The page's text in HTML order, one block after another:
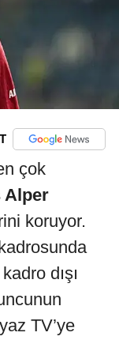
çok
Alper
koruyor.
dışı
TV’ye